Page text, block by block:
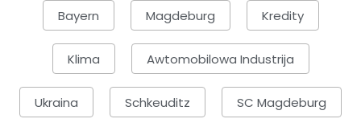
Bayern Magdeburg Kredity
Klima Awtomobilowa Industrija
Ukraina Schkeuditz SC Magdeburg